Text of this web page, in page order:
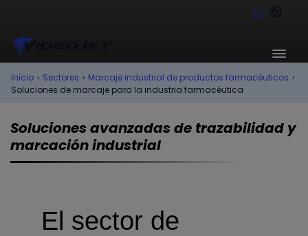
ES
Inicio › Sectores › Marcaje industrial de productos farmacéuticos ›
Soluciones de marcaje para la industria farmacéutica
Soluciones avanzadas de trazabilidad y
marcación industrial
El sector de